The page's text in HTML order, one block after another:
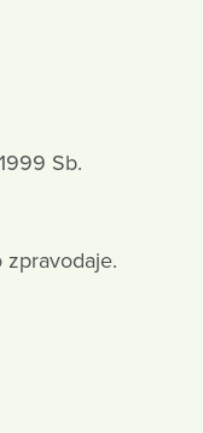
Sb.
zpravodaje.